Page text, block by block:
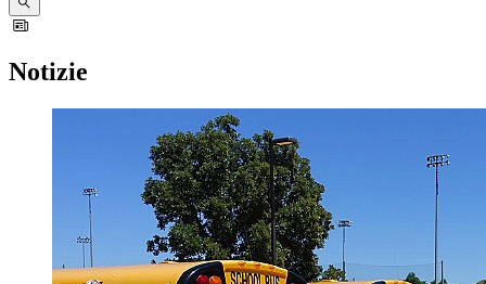
Notizie